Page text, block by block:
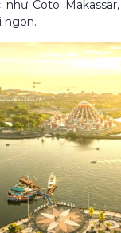
Coto
ngon.